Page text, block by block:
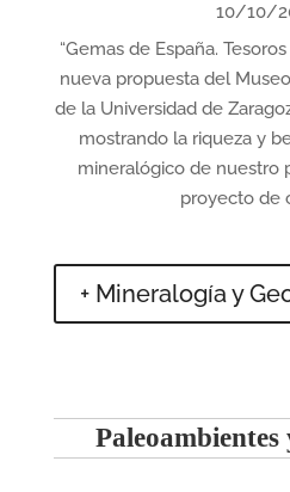
10/10/
“Gemas de España.
nueva propuesta del
de la Universidad de
mostrando la riqueza y
mineralógico de nuestro
proyecto de
+ Mineralogía y
Paleoambientes